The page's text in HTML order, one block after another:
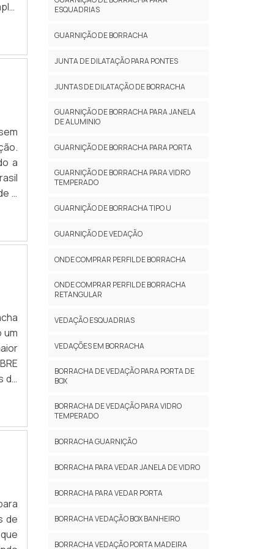
a
de
a
a
e
na
a
é
os
a
um
de
e
de
de
de
ESQUADRIAS
GUARNIÇÃO DE BORRACHA
JUNTA DE DILATAÇÃO PARA PONTES
JUNTAS DE DILATAÇÃO DE BORRACHA
GUARNIÇÃO DE BORRACHA PARA JANELA
DE ALUMINIO
GUARNIÇÃO DE BORRACHA PARA PORTA
GUARNIÇÃO DE BORRACHA PARA VIDRO
TEMPERADO
GUARNIÇÃO DE BORRACHA TIPO U
GUARNIÇÃO DE VEDAÇÃO
ONDE COMPRAR PERFIL DE BORRACHA
ONDE COMPRAR PERFIL DE BORRACHA
RETANGULAR
VEDAÇÃO ESQUADRIAS
VEDAÇÕES EM BORRACHA
BORRACHA DE VEDAÇÃO PARA PORTA DE
BOX
BORRACHA DE VEDAÇÃO PARA VIDRO
TEMPERADO
BORRACHA GUARNIÇÃO
BORRACHA PARA VEDAR JANELA DE VIDRO
BORRACHA PARA VEDAR PORTA
BORRACHA VEDAÇÃO BOX BANHEIRO
BORRACHA VEDAÇÃO PORTA MADEIRA